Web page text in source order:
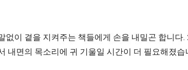
없이 곁을 지켜주는 책들에게 손을 내밀곤 합니다
내면의 목소리에 귀 기울일 시간이 더 필요해졌습